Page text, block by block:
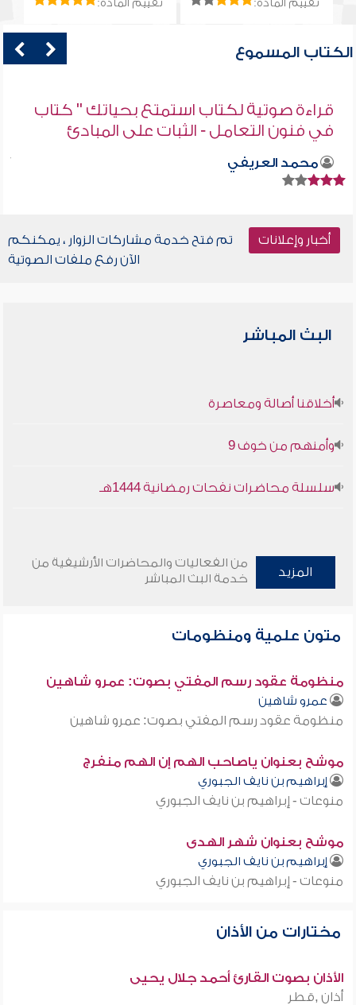
تقييم المادة: تقييم المادة:
الكتاب المسموع
قراءة صوتية لكتاب استمتع بحياتك " كتاب
في فنون التعامل - الثبات على المبادئ
محمد العريفي
أخبار وإعلانات
تم فتح خدمة مشاركات الزوار ، يمكنكم
الآن رفع ملفات الصوتية
البث المباشر
أخلاقنا أصالة ومعاصرة
وأمنهم من خوف 9
سلسلة محاضرات نفحات رمضانية 1444هـ
المزيد
من الفعاليات والمحاضرات الأرشيفية من
خدمة البث المباشر
متون علمية ومنظومات
منظومة عقود رسم المفتي بصوت: عمرو شاهين
عمرو شاهين
منظومة عقود رسم المفتي بصوت: عمرو شاهين
موشح بعنوان ياصاحب الهم إن الهم منفرج
إبراهيم بن نايف الجبوري
منوعات - إبراهيم بن نايف الجبوري
موشح بعنوان شهر الهدى
إبراهيم بن نايف الجبوري
منوعات - إبراهيم بن نايف الجبوري
مختارات من الأذان
الأذان بصوت القارئ أحمد جلال يحيى
أذان ,قطر